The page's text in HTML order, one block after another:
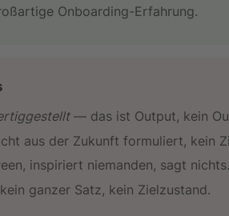
Onboarding-Erfahrung.
— das ist Output, kein
aus der Zukunft formuliert, kein
inspiriert niemanden, sagt nichts.
ganzer Satz, kein Zielzustand.